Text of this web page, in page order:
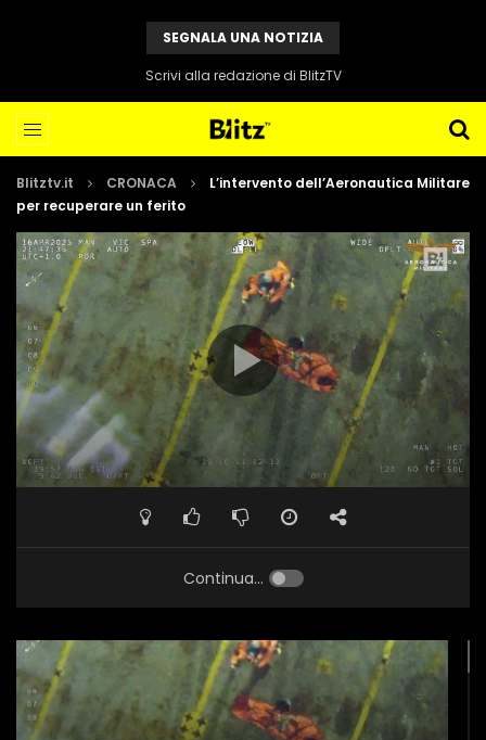
SEGNALA UNA NOTIZIA
Scrivi alla redazione di BlitzTV
Blitztv.it CRONACA
L’intervento dell’Aeronautica Militare
per recuperare un ferito
Continua...